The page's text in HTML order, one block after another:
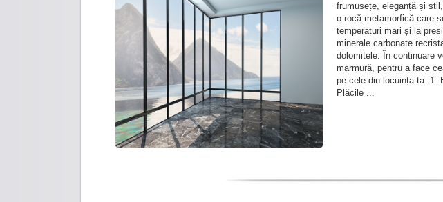
frumusețe, eleganță și
o rocă metamorfică care
temperaturi mari și la
minerale carbonate
dolomitele. În continuare
marmură, pentru a face
pe cele din locuința ta. 1.
Plăcile ...